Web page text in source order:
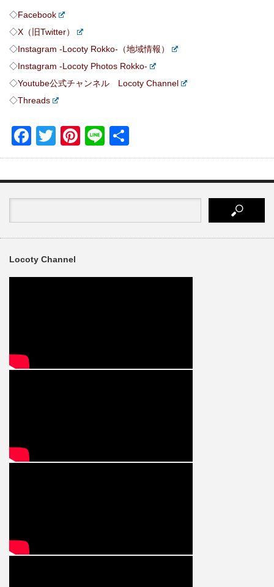
◇Facebook
◇X（旧Twitter）
◇Instagram -Locoty Rokko-（地域情報）
◇Instagram -Locoty Photos Rokko-
◇Youtube公式チャンネル Locoty Channel
◇Threads
Facebook
TwitterPinterest
Line
有
Locoty Channel